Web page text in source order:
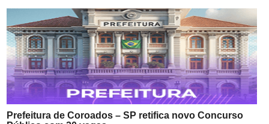
Prefeitura de Coroados – SP retifica novo Concurso